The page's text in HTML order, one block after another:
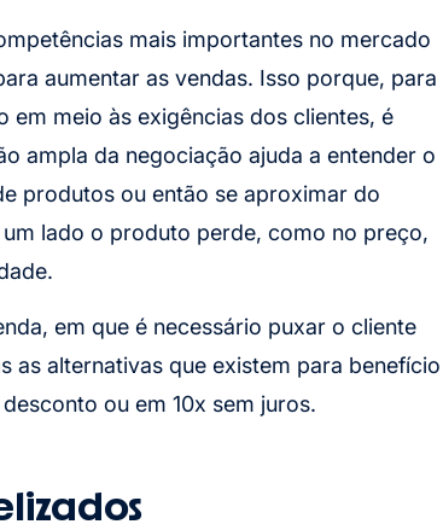
mais importantes no mercado
aumentar as vendas. Isso porque, para
meio às exigências dos clientes, é
ampla da negociação ajuda a entender o
produtos ou então se aproximar do
lado o produto perde, como no preço,
em que é necessário puxar o cliente
as alternativas que existem para benefício
ou em 10x sem juros.